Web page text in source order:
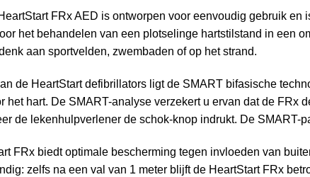
FRx AED is ontworpen voor eenvoudig gebruik
het behandelen van een plotselinge hartstilstand in een
aan sportvelden, zwembaden of op het strand.
de HeartStart defibrillators ligt de SMART bifasische
het hart. De SMART-analyse verzekert u ervan dat de FRx
de lekenhulpverlener de schok-knop indrukt. De SMART-
FRx biedt optimale bescherming tegen invloeden van
zelfs na een val van 1 meter blijft de HeartStart FRx